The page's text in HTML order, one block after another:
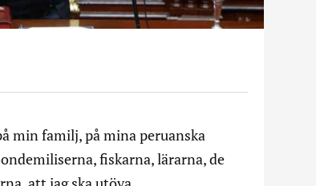
min familj, på mina peruanska
fiskarna, lärarna, de